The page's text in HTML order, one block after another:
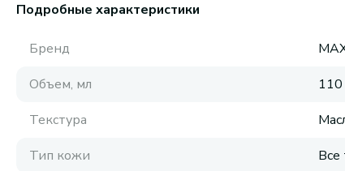
Подробные характеристики
Бренд
Объем, мл
110
Текстура
Тип кожи